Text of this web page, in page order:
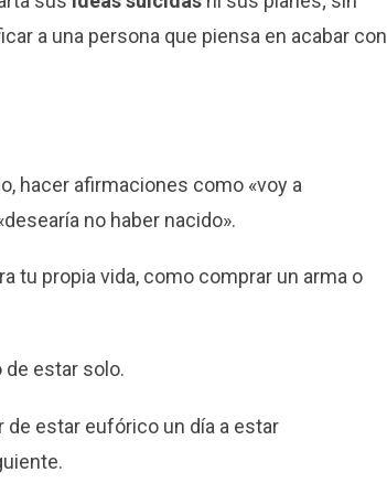
a una persona que piensa en acabar con
hacer afirmaciones como «voy a
no haber nacido».
tu propia vida, como comprar un arma o
de estar solo.
de estar eufórico un día a estar